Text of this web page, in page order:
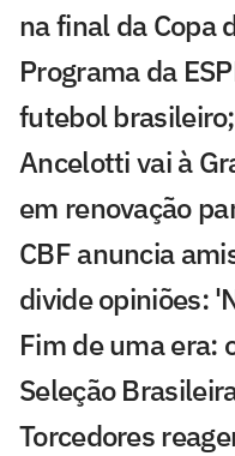
na final da Copa
Programa da
futebol
Ancelotti vai à
em renovação
CBF anuncia
divide opiniões:
Fim de uma era:
Seleção
Torcedores